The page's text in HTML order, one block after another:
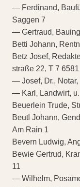
— Ferdinand,
Saggen 7
— Gertraud,
Betti Johann,
Betz Josef,
straße 22, T 7 6581
— Josef, Dr.,
— Karl, Landwirt,
Beuerlein Trude,
Beutl Johann,
Am Rain 1
Bevern Ludwig,
Bewie Gertrud,
11
— Wilhelm,